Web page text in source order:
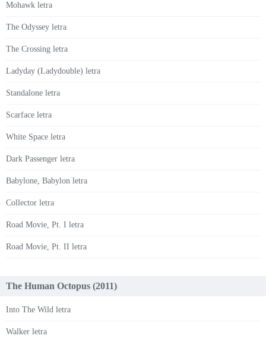
Mohawk letra
The Odyssey letra
The Crossing letra
Ladyday (Ladydouble) letra
Standalone letra
Scarface letra
White Space letra
Dark Passenger letra
Babylone, Babylon letra
Collector letra
Road Movie, Pt. I letra
Road Movie, Pt. II letra
The Human Octopus (2011)
Into The Wild letra
Walker letra